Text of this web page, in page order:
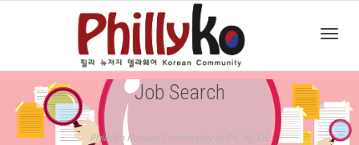
Job Search
PhillyKo Korean Community in PA, NJ, DE